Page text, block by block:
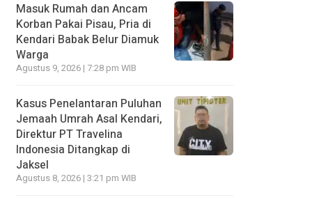
Masuk Rumah dan Ancam
Korban Pakai Pisau, Pria di
Kendari Babak Belur Diamuk
Warga
Agustus 9, 2026 | 7:28 pm WIB
Kasus Penelantaran Puluhan
Jemaah Umrah Asal Kendari,
Direktur PT Travelina
Indonesia Ditangkap di
Jaksel
Agustus 8, 2026 | 3:21 pm WIB